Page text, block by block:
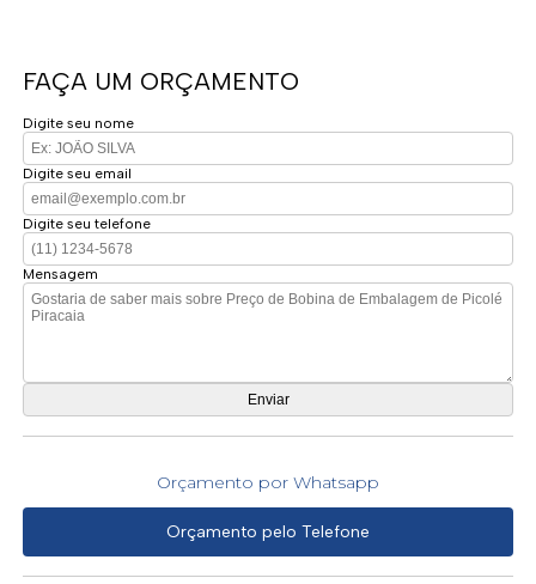
FAÇA UM ORÇAMENTO
Digite seu nome
Digite seu email
Digite seu telefone
Mensagem
Orçamento por Whatsapp
Orçamento pelo Telefone